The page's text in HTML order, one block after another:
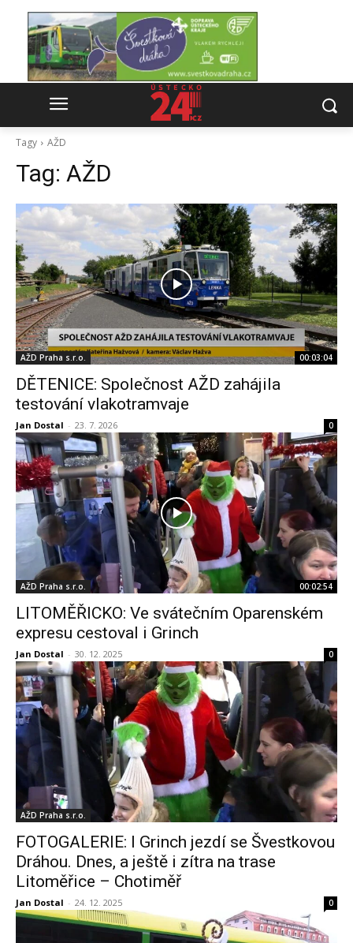
Tagy AŽD
Tag: AŽD
AŽD Praha s.r.o. 00:03:04
DĚTENICE: Společnost AŽD zahájila
testování vlakotramvaje
Jan Dostal - 23. 7. 2026 0
AŽD Praha s.r.o. 00:02:54
LITOMĚŘICKO: Ve svátečním Oparenském
expresu cestoval i Grinch
Jan Dostal - 30. 12. 2025 0
AŽD Praha s.r.o.
FOTOGALERIE: I Grinch jezdí se Švestkovou
Dráhou. Dnes, a ještě i zítra na trase
Litoměřice – Chotiměř
Jan Dostal - 24. 12. 2025 0